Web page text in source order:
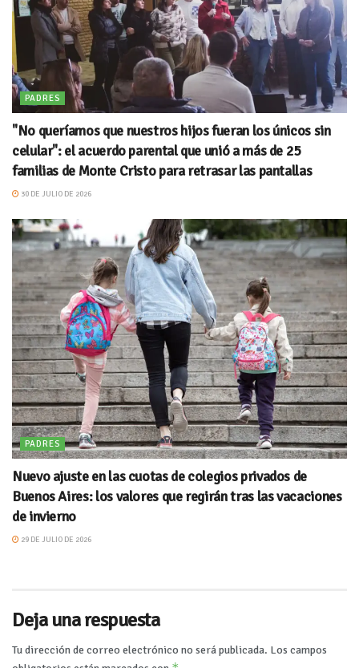
PADRES
"No queríamos que nuestros hijos fueran los únicos sin
celular": el acuerdo parental que unió a más de 25
familias de Monte Cristo para retrasar las pantallas
30 DE JULIO DE 2026
PADRES
Nuevo ajuste en las cuotas de colegios privados de
Buenos Aires: los valores que regirán tras las vacaciones
de invierno
29 DE JULIO DE 2026
Deja una respuesta
Tu dirección de correo electrónico no será publicada. Los campos